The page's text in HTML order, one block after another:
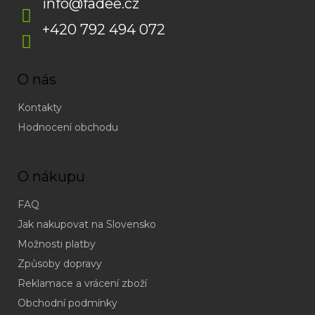
info@fadee.cz
+420 792 494 072
O nás
Kontakty
Hodnocení obchodu
O nákupu
FAQ
Jak nakupovat na Slovensko
Možnosti platby
Způsoby dopravy
Reklamace a vrácení zboží
Obchodní podmínky
(odpověď